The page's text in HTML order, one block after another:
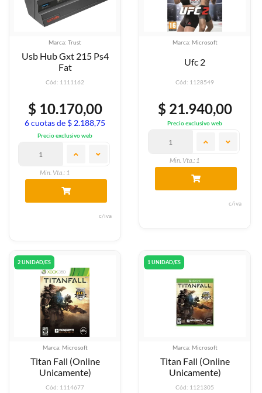
Marca: Trust
Usb Hub Gxt 215 Ps4
Fat
Cód: 1111162
$ 10.170,00
6 cuotas de $ 2.188,75
Precio exclusivo web
Min. Vta.: 1
c/iva
Marca: Microsoft
Ufc 2
Cód: 1128549
$ 21.940,00
Precio exclusivo web
Min. Vta.: 1
c/iva
2 UNIDAD/ES
Marca: Microsoft
Titan Fall (Online
Unicamente)
Cód: 1114677
1 UNIDAD/ES
Marca: Microsoft
Titan Fall (Online
Unicamente)
Cód: 1121305